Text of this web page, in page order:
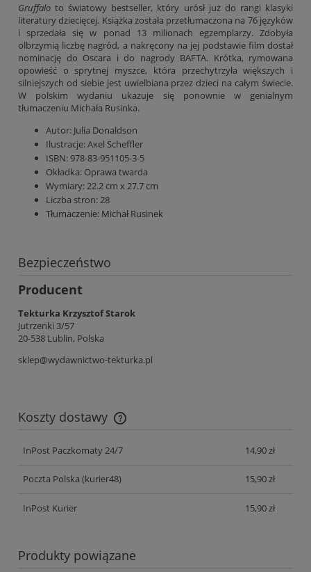
Gruffalo to światowy bestseller, który urósł już do rangi klasyki
literatury dziecięcej. Książka została przetłumaczona na 76 języków
i sprzedała się w ponad 13 milionach egzemplarzy. Zdobyła
olbrzymią liczbę nagród, a nakręcony na jej podstawie film dostał
nominację do Oscara i do nagrody BAFTA. Krótka, rymowana
opowieść o sprytnej myszce, która przechytrzyła większych i
silniejszych od siebie jest uwielbiana przez dzieci na całym świecie.
W polskim wydaniu ukazuje się ponownie w genialnym
tłumaczeniu Michała Rusinka.
Autor: Julia Donaldson
Ilustracje:Axel Scheffler
ISBN:978-83-951105-3-5
Okładka: Oprawa twarda
Wymiary:22.2 cm x 27.7 cm
Liczba stron:28
Tłumaczenie: Michał Rusinek
Bezpieczeństwo
Producent
Tekturka Krzysztof Starok
Jutrzenki 3/57
20-538 Lublin, Polska
sklep@wydawnictwo-tekturka.pl
Koszty dostawy
Cena nie zawiera ewentualnych kosztów płatności
InPost Paczkomaty 24/7
14,90 zł
Poczta Polska (kurier48) 15,90 zł
InPost Kurier 15,90 zł
Produkty powiązane